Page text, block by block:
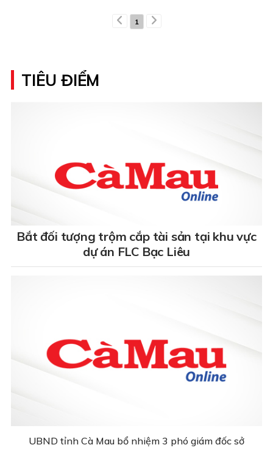
1
TIÊU ĐIỂM
Bắt đối tượng trộm cắp tài sản tại khu vực
dự án FLC Bạc Liêu
UBND tỉnh Cà Mau bổ nhiệm 3 phó giám đốc sở